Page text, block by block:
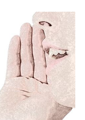
consecutiva via